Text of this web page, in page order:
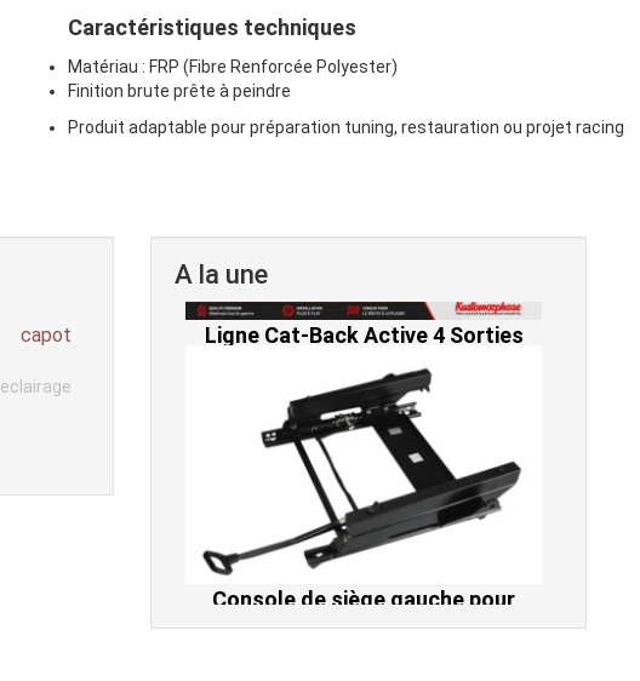
Caractéristiques techniques
Matériau : FRP (Fibre Renforcée Polyester)
Finition brute prête à peindre
Produit adaptable pour préparation tuning, restauration ou projet racing
capot
eclairage
A la une
Console de siège gauche pour
BMW Série 3 E46 (hors Cabriolet et